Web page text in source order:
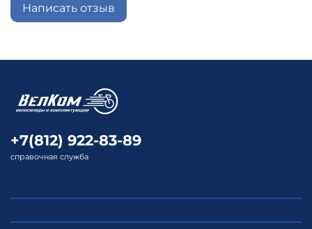
Написать отзыв
+7(812) 922-83-89
справочная служба